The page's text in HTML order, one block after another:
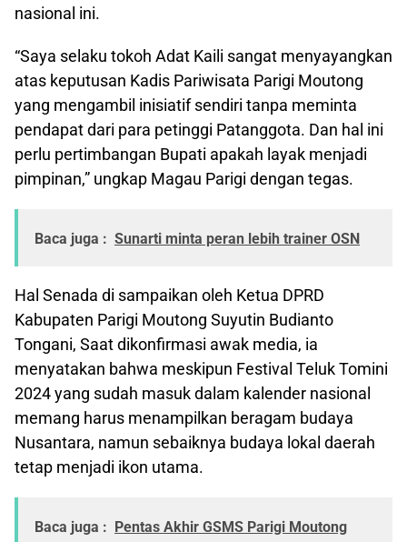
nasional ini.
“Saya selaku tokoh Adat Kaili sangat menyayangkan
atas keputusan Kadis Pariwisata Parigi Moutong
yang mengambil inisiatif sendiri tanpa meminta
pendapat dari para petinggi Patanggota. Dan hal ini
perlu pertimbangan Bupati apakah layak menjadi
pimpinan,” ungkap Magau Parigi dengan tegas.
Baca juga : Sunarti minta peran lebih trainer OSN
Hal Senada di sampaikan oleh Ketua DPRD
Kabupaten Parigi Moutong Suyutin Budianto
Tongani, Saat dikonfirmasi awak media, ia
menyatakan bahwa meskipun Festival Teluk Tomini
2024 yang sudah masuk dalam kalender nasional
memang harus menampilkan beragam budaya
Nusantara, namun sebaiknya budaya lokal daerah
tetap menjadi ikon utama.
Baca juga :
Pentas Akhir GSMS Parigi Moutong